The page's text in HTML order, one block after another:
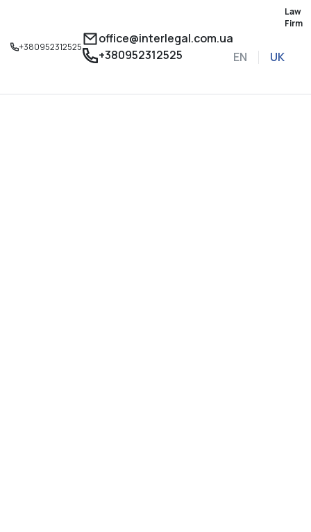
+380952312525
Law
Firm
office@interlegal.com.ua
+380952312525
EN UK